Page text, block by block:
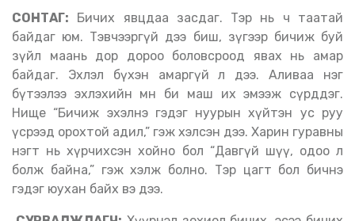
СОНТАГ:
Бичих явцдаа засдаг. Тэр нь ч таатай
байдаг юм. Тэвчээргүй дээ биш, зүгээр бичиж буй
зүйл маань дор дороо боловсроод явах нь амар
байдаг. Эхлэл бүхэн амаргүй л дээ. Аливаа нэг
бүтээлээ эхлэхийн өмнө би маш их эмээж сүрддэг.
Нище “Бичиж эхэлнэ гэдэг нуурын хүйтэн ус руу
үсрээд орохтой адил,” гэж хэлсэн дээ. Харин гуравны
нэгт нь хүрчихсэн хойно бол “Давгүй шүү, одоо л
болж байна,” гэж хэлж болно. Тэр цагт бол бичнэ
гэдэг юухан байх вэ дээ.